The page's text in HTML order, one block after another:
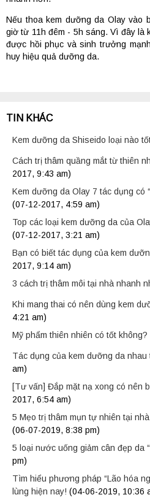
Nếu thoa kem dưỡng da Olay vào
giờ từ 11h đêm - 5h sáng. Vì đây là
được hồi phục và sinh trưởng
huy hiệu quả dưỡng da.
TIN KHÁC
Kem dưỡng da Shiseido loại nào
Cách trị thâm quầng mắt từ thiên
2017, 9:43 am)
Kem dưỡng da Olay 7 tác dụng có
(07-12-2017, 4:59 am)
Top các loại kem dưỡng da của
(07-12-2017, 3:21 am)
Bạn có biết tác dụng của kem
2017, 9:14 am)
3 cách trị thâm môi tại nhà nhanh
Khi mang thai có nên dùng kem
4:21 am)
Mỹ phẩm thiên nhiên có tốt không?
Tác dụng của kem dưỡng da nhau
am)
[Tư vấn] Đắp mặt nạ xong có nên
2017, 6:54 am)
5 Mẹo trị thâm mụn tự nhiên tại
(06-07-2019, 8:38 pm)
5 loại nước uống giảm cân đẹp da
pm)
Tìm hiểu phương pháp “Lão hóa
lùng hiện nay! (04-06-2019, 10:36